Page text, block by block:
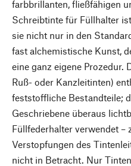
farbbrillanten, fließfähigen
Schreibtinte für Füllhalter
sie nicht nur in den
fast alchemistische Kunst,
eine ganz eigene Prozedur.
Ruß- oder Kanzleitinten)
feststoffliche Bestandteile;
Geschriebene überaus
Füllfederhalter verwendet –
Verstopfungen des
nicht in Betracht. Nur